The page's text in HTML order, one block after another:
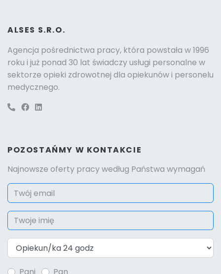
ALSES S.R.O.
Agencja pośrednictwa pracy, która powstała w 1996
roku i już ponad 30 lat świadczy usługi personalne w
sektorze opieki zdrowotnej dla opiekunów i personelu
medycznego.
POZOSTAŃMY W KONTAKCIE
Najnowsze oferty pracy według Państwa wymagań